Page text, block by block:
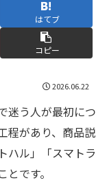
はてブ
コピー
2026.06.22
迷う人が最初につ
程があり、商品説
ハル」「スマトラ
です。